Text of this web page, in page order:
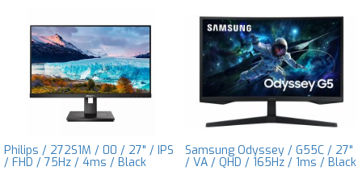
Philips / 272S1M / 00 / 27" / IPS
/ FHD / 75Hz / 4ms / Black
Samsung Odyssey / G55C / 27"
/ VA / QHD / 165Hz / 1ms / Black